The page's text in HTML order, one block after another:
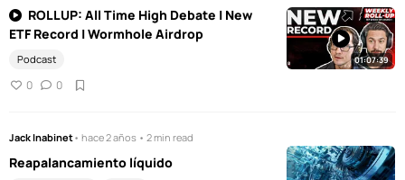
ROLLUP: All Time High Debate | New
ETF Record | Wormhole Airdrop
Podcast
0 0
01:07:39
Jack Inabinet• hace 2 años • 2 min read
Reapalancamiento líquido